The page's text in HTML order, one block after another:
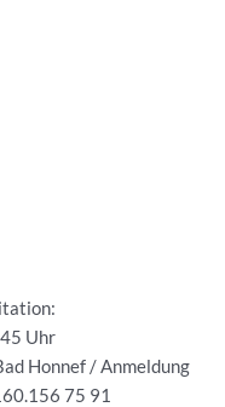
Uhr
Honnef / Anmeldung
75 91